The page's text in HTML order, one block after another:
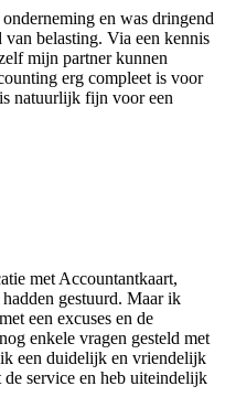
en was dringend
van belasting. Via een kennis
mijn partner kunnen
erg compleet is voor
natuurlijk fijn voor een
met Accountantkaart,
gestuurd. Maar ik
een excuses en de
enkele vragen gesteld met
een duidelijk en vriendelijk
service en heb uiteindelijk